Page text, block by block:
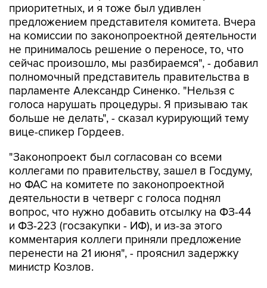
приоритетных, и я тоже был удивлен
предложением представителя комитета. Вчера
на комиссии по законопроектной деятельности
не принималось решение о переносе, то, что
сейчас произошло, мы разбираемся", - добавил
полномочный представитель правительства в
парламенте Александр Синенко. "Нельзя с
голоса нарушать процедуры. Я призываю так
больше не делать", - сказал курирующий тему
вице-спикер Гордеев.
"Законопроект был согласован со всеми
коллегами по правительству, зашел в Госдуму,
но ФАС на комитете по законопроектной
деятельности в четверг с голоса поднял
вопрос, что нужно добавить отсылку на ФЗ-44
и ФЗ-223 (госзакупки - ИФ), и из-за этого
комментария коллеги приняли предложение
перенести на 21 июня", - прояснил задержку
министр Козлов.